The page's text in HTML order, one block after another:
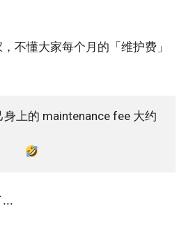
不懂大家每个月的「维护费」
上的 maintenance fee 大约